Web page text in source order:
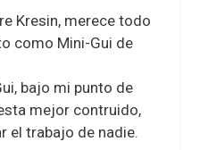
Kresin, merece todo
como Mini-Gui de
bajo mi punto de
mejor contruido,
el trabajo de nadie.